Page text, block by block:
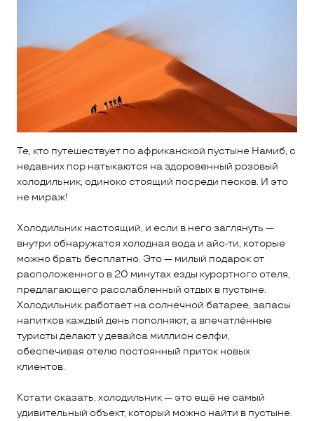
Те, кто путешествует по африканской пустыне Намиб, с
недавних пор натыкаются на здоровенный розовый
холодильник, одиноко стоящий посреди песков. И это
не мираж!
Холодильник настоящий, и если в него заглянуть —
внутри обнаружатся холодная вода и айс-ти, которые
можно брать бесплатно. Это — милый подарок от
расположенного в 20 минутах езды курортного отеля,
предлагающего расслабленный отдых в пустыне.
Холодильник работает на солнечной батарее, запасы
напитков каждый день пополняют, а впечатлённые
туристы делают у девайса миллион селфи,
обеспечивая отелю постоянный приток новых
клиентов.
Кстати сказать, холодильник — это ещё не самый
удивительный объект, который можно найти в пустыне.